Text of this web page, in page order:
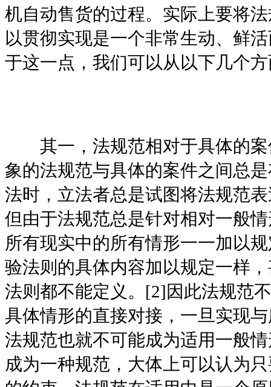
机自动售货的过程。实际上要将
以贯彻实现是一个非常生动、鲜
于这一点，我们可以从以下几个
其一，法规范相对于具体的案
象的法规范与具体的案件之间总
法时，立法者总是试图将法规范
但由于法规范总是针对相对一般
所有现实中的所有情形一一加以
验法则的具体内容加以规定一样
法则都不能定义。[2]因此法规范
具体情形的直接对接，一旦实现
法规范也就不可能成为适用一般
成为一种规范，大体上可以认为